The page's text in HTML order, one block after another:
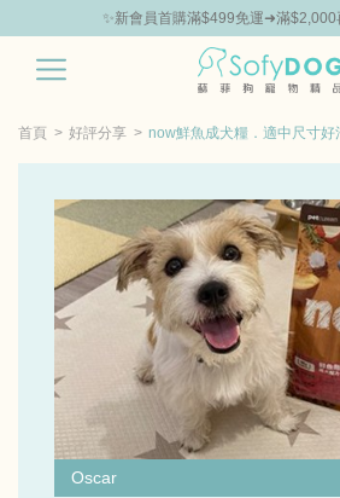
✨新會員首購滿$499免運➜滿$2,000
零食專區 飼料 | 凍乾優惠組 主食罐
首頁 好評分享 now鮮魚成犬糧．適中尺寸好
Oscar